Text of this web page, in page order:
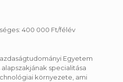
400 000 Ft/félév
Egyetem
specialitása
környezete, ami